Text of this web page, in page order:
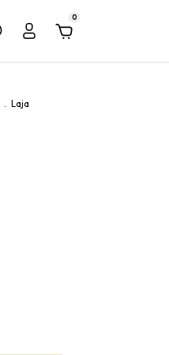
0
. Laja